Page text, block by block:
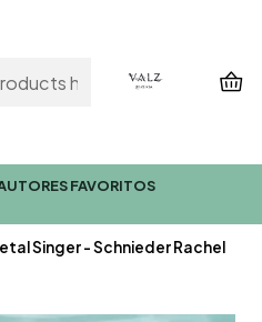
FAVORITOS
Singer - Schnieder Rachel